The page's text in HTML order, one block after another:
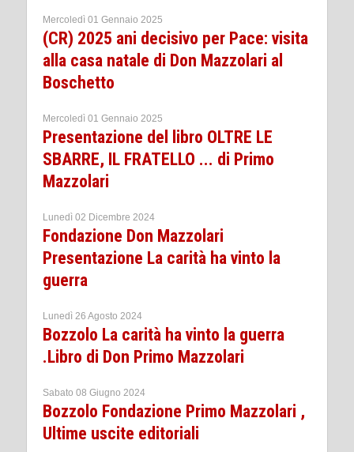
Mercoledì 01 Gennaio 2025
(CR) 2025 ani decisivo per Pace: visita
alla casa natale di Don Mazzolari al
Boschetto
Mercoledì 01 Gennaio 2025
Presentazione del libro OLTRE LE
SBARRE, IL FRATELLO ... di Primo
Mazzolari
Lunedì 02 Dicembre 2024
Fondazione Don Mazzolari
Presentazione La carità ha vinto la
guerra
Lunedì 26 Agosto 2024
Bozzolo La carità ha vinto la guerra
.Libro di Don Primo Mazzolari
Sabato 08 Giugno 2024
Bozzolo Fondazione Primo Mazzolari ,
Ultime uscite editoriali